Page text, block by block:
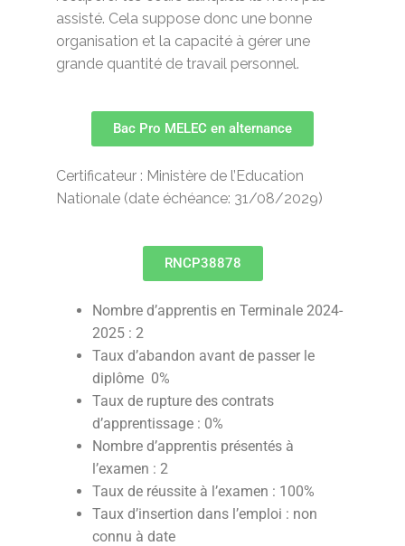
assisté. Cela suppose donc une bonne
organisation et la capacité à gérer une
grande quantité de travail personnel.
Bac Pro MELEC en alternance
Certificateur : Ministère de l’Education
Nationale (date échéance: 31/08/2029)
RNCP38878
Nombre d’apprentis en Terminale 2024-
2025 : 2
Taux d’abandon avant de passer le
diplôme 0%
Taux de rupture des contrats
d’apprentissage : 0%
Nombre d’apprentis présentés à
l’examen : 2
Taux de réussite à l’examen : 100%
Taux d’insertion dans l’emploi : non
connu à date